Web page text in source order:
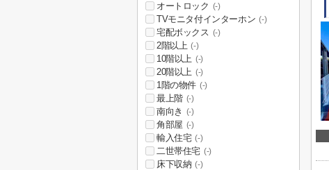
オートロック (-)
TVモニタ付インターホン (-)
宅配ボックス (-)
2階以上 (-)
10階以上 (-)
20階以上 (-)
1階の物件 (-)
最上階 (-)
南向き (-)
角部屋 (-)
輸入住宅 (-)
二世帯住宅 (-)
床下収納 (-)